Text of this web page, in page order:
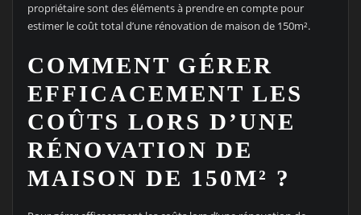
propriétaire sont des éléments à prendre en compte pour
estimer le coût total d’une rénovation de maison de 150m².
COMMENT GÉRER
EFFICACEMENT LES
COÛTS LORS D’UNE
RÉNOVATION DE
MAISON DE 150M² ?